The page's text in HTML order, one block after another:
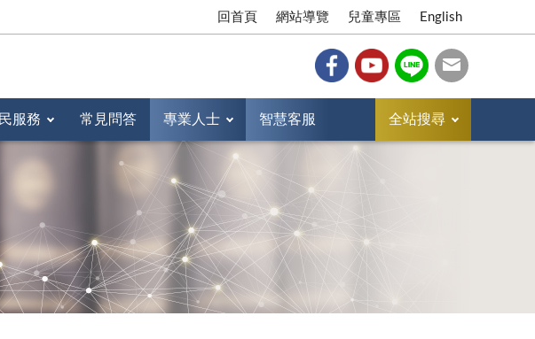
回首頁 網站導覽 兒童專區 English
服務 常見問答 專業人士 智慧客服 全站搜尋